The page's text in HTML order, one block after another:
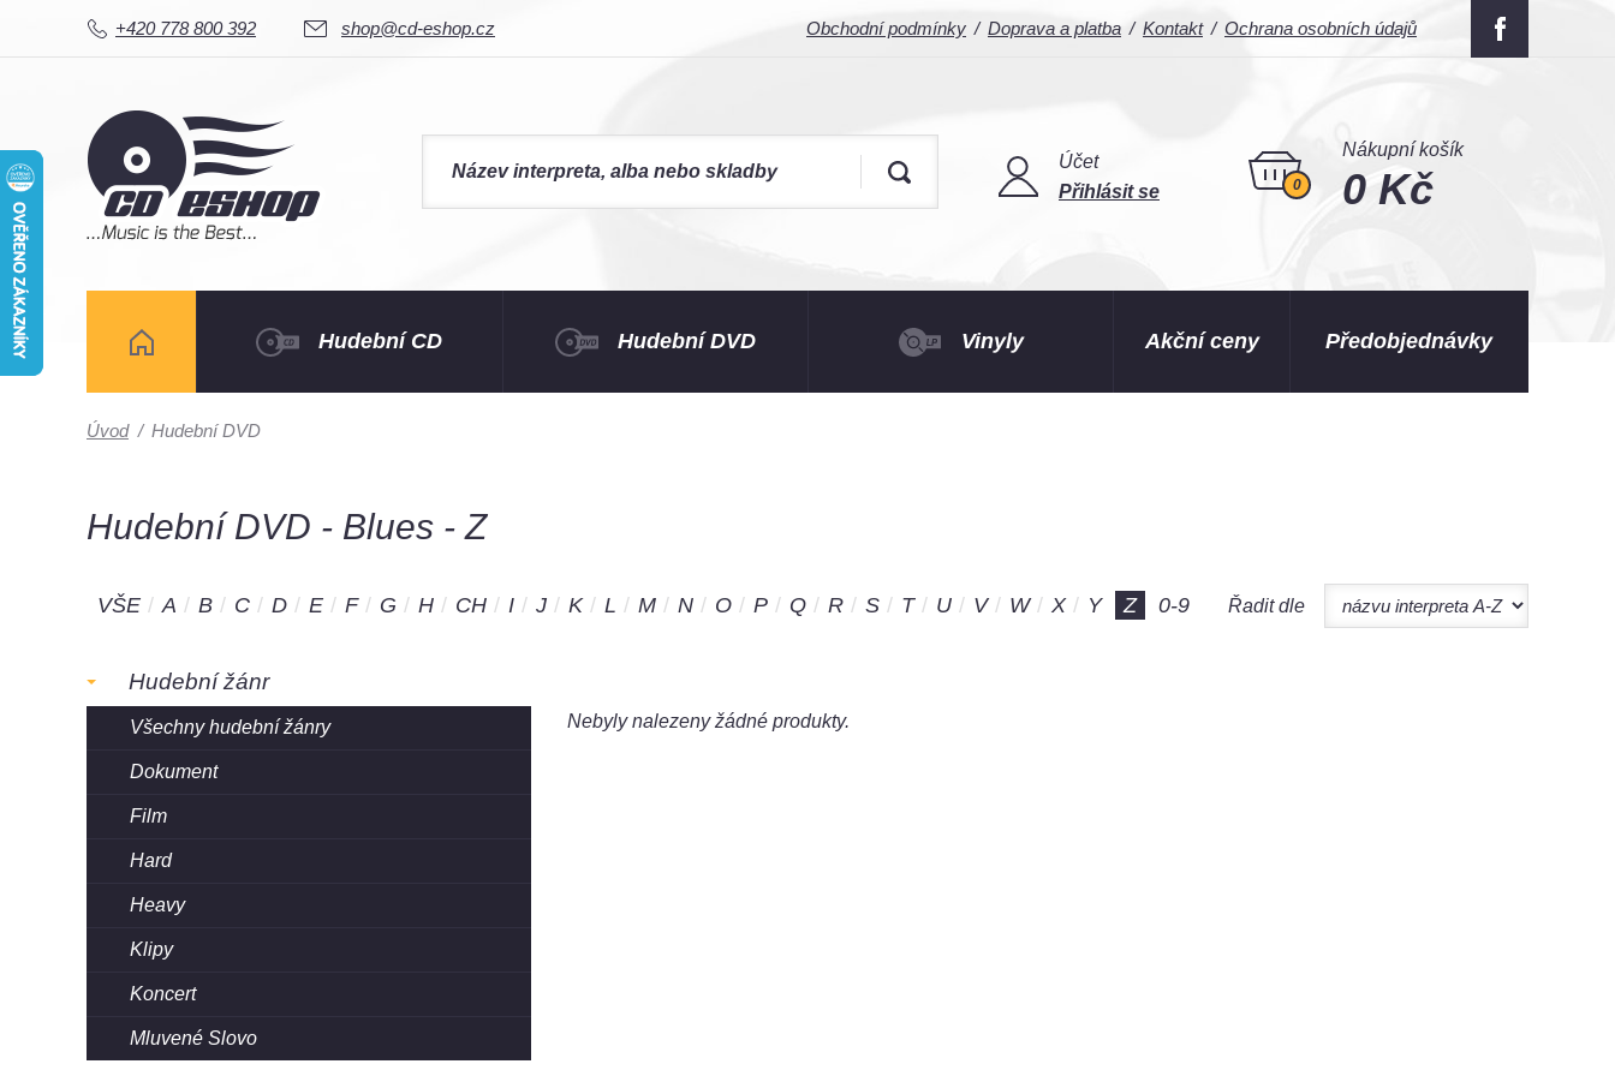
+420 778 800 392 shop@cd-eshop.cz Obchodní podmínky Doprava a platba Kontakt Ochrana osobních údajů
Účet
Přihlásit se
0
Nákupní košík
0 Kč
Hudební CD Hudební DVD Vinyly Akční ceny Předobjednávky
Úvod / Hudební DVD
Hudební DVD - Blues - Z
VŠE A B C D E F G H CH I J K L M N O P Q R S T U V W X Y Z 0-9 Řadit dle
Hudební žánr
Všechny hudební žánry
Dokument
Film
Hard
Heavy
Klipy
Koncert
Mluvené Slovo
Nebyly nalezeny žádné produkty.